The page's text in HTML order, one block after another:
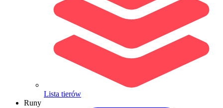
Lista tierów
Runy